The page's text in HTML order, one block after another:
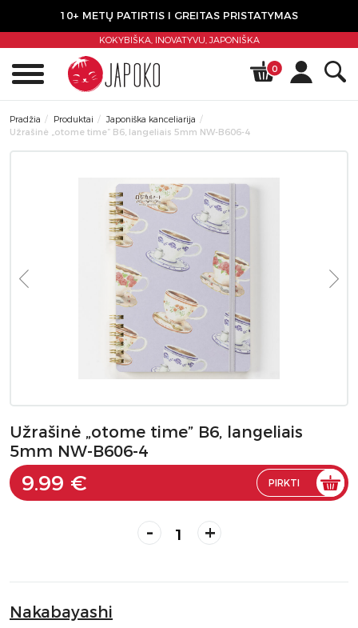
10+ METŲ PATIRTIS I GREITAS PRISTATYMAS
KOKYBIŠKA, INOVATYVU,JAPONIŠKA
0
Pradžia Produktai
Japoniška kanceliarija
Užrašinė „otome time” B6, langeliais 5mm NW-B606-4
Užrašinė „otome time” B6, langeliais
5mm NW-B606-4
9.99 € PIRKTI
- +
Nakabayashi